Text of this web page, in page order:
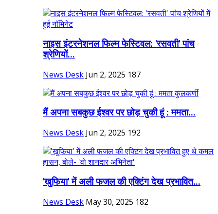
नाइस इंटरनेशनल फिल्म फेस्टिवल: 'रसवती' पांच
श्रेणियों...
News Desk Jun 2, 2025 187
मैं अपना सबकुछ ईश्वर पर छोड़ चुकी हूं : ममता...
News Desk Jun 2, 2025 192
'खुफिया' में अली फजल की एक्टिंग देख प्रभावित...
News Desk May 30, 2025 182